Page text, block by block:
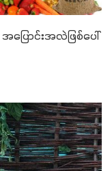
ောင်းအလဲဖြစ်ပေါ်